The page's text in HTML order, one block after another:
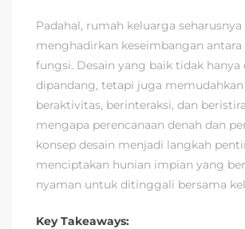
Padahal, rumah keluarga
menghadirkan keseimbangan antara
fungsi. Desain yang baik tidak hanya
dipandang, tetapi juga
beraktivitas, berinteraksi, dan
mengapa perencanaan denah dan
konsep desain menjadi langkah
menciptakan hunian impian yang
nyaman untuk ditinggali bersama
Key Takeaways: